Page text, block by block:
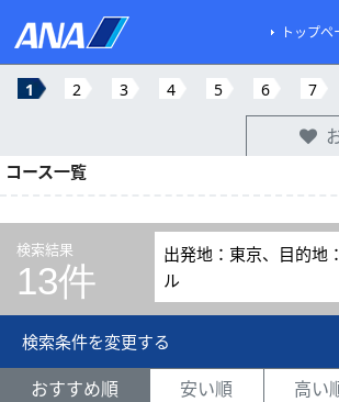
トップペ
1 2 3 4 5 6 7
コース一覧
検索結果
13件
出発地：東京、目的地
ル
検索条件を変更する
おすすめ順 安い順 高い